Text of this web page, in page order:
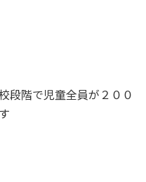
段階で児童全員が２００